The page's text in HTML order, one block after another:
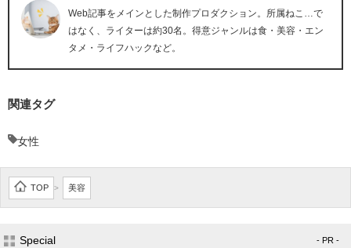
Web記事をメインとした制作プロダクション。所属ねこ…で
はなく、ライターは約30名。得意ジャンルは食・美容・エン
タメ・ライフハックなど。
関連タグ
女性
TOP > 美容
Special - PR -